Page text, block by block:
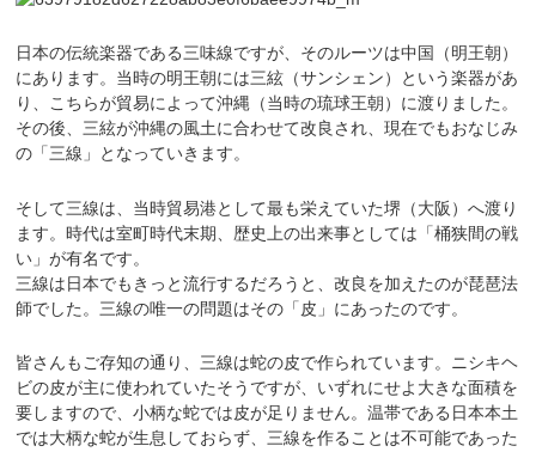
日本の伝統楽器である三味線ですが、そのルーツは中国（明王朝）
にあります。当時の明王朝には三絃（サンシェン）という楽器があ
り、こちらが貿易によって沖縄（当時の琉球王朝）に渡りました。
その後、三絃が沖縄の風土に合わせて改良され、現在でもおなじみ
の「三線」となっていきます。
そして三線は、当時貿易港として最も栄えていた堺（大阪）へ渡り
ます。時代は室町時代末期、歴史上の出来事としては「桶狭間の戦
い」が有名です。
三線は日本でもきっと流行するだろうと、改良を加えたのが琵琶法
師でした。三線の唯一の問題はその「皮」にあったのです。
皆さんもご存知の通り、三線は蛇の皮で作られています。ニシキヘ
ビの皮が主に使われていたそうですが、いずれにせよ大きな面積を
要しますので、小柄な蛇では皮が足りません。温帯である日本本土
では大柄な蛇が生息しておらず、三線を作ることは不可能であった